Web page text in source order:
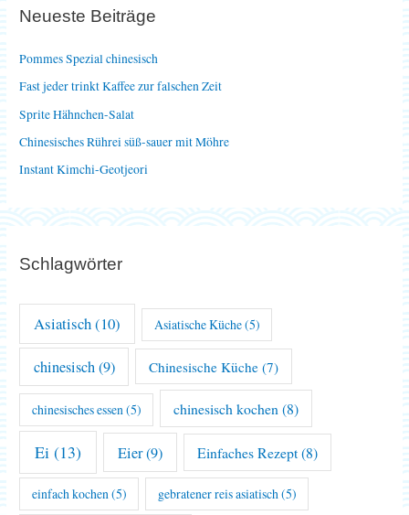
n
c
h
:
Neueste Beiträge
Pommes Spezial chinesisch
Fast jeder trinkt Kaffee zur falschen Zeit
Sprite Hähnchen-Salat
Chinesisches Rührei süß-sauer mit Möhre
Instant Kimchi-Geotjeori
Schlagwörter
Asiatisch(10) Asiatische Küche(5)
chinesisch(9) Chinesische Küche (7)
chinesisches essen (5) chinesisch kochen (8)
Ei (13) Eier(9) Einfaches Rezept(8)
einfach kochen (5) gebratener reis asiatisch (5)